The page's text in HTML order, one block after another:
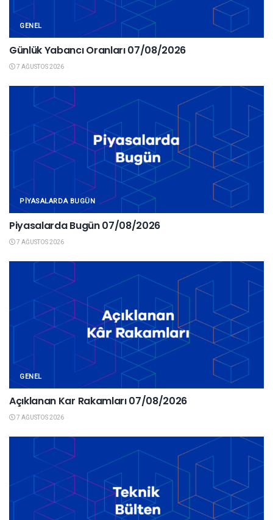
GENEL
Günlük Yabancı Oranları 07/08/2026
7 AĞUSTOS 2026
PIYASALARDA BUGÜN
Piyasalarda Bugün 07/08/2026
7 AĞUSTOS 2026
GENEL
Açıklanan Kar Rakamları 07/08/2026
7 AĞUSTOS 2026